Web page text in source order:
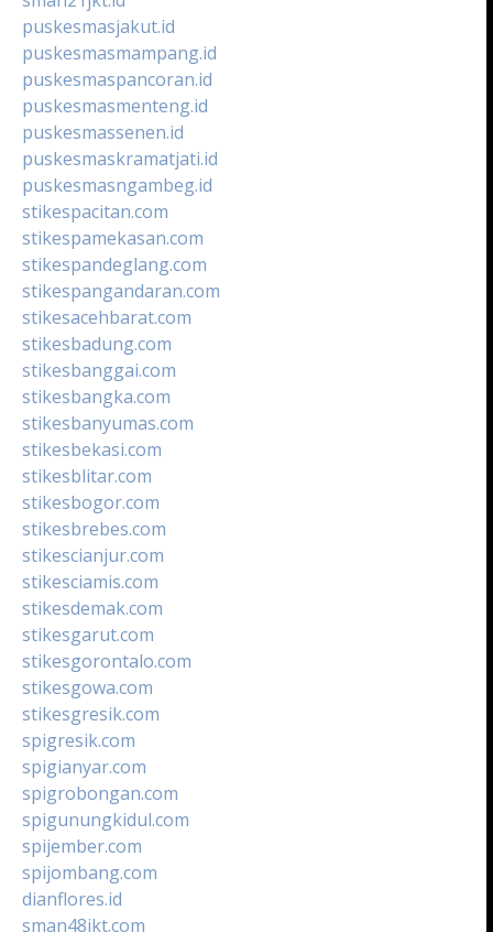
puskesmasjakut.id
puskesmasmampang.id
puskesmaspancoran.id
puskesmasmenteng.id
puskesmassenen.id
puskesmaskramatjati.id
puskesmasngambeg.id
stikespacitan.com
stikespamekasan.com
stikespandeglang.com
stikespangandaran.com
stikesacehbarat.com
stikesbadung.com
stikesbanggai.com
stikesbangka.com
stikesbanyumas.com
stikesbekasi.com
stikesblitar.com
stikesbogor.com
stikesbrebes.com
stikescianjur.com
stikesciamis.com
stikesdemak.com
stikesgarut.com
stikesgorontalo.com
stikesgowa.com
stikesgresik.com
spigresik.com
spigianyar.com
spigrobongan.com
spigunungkidul.com
spijember.com
spijombang.com
dianflores.id
sman48jkt.com